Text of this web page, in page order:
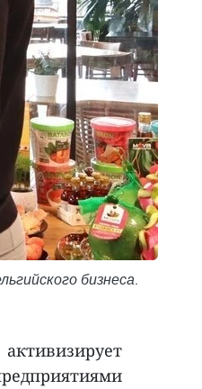
бизнеса.